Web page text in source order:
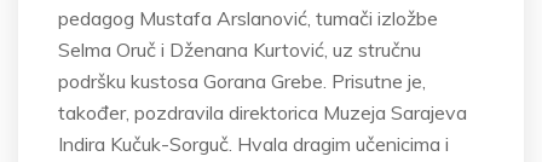
pedagog Mustafa Arslanović, tumači izložbe
Selma Oruč i Dženana Kurtović, uz stručnu
podršku kustosa Gorana Grebe. Prisutne je,
također, pozdravila direktorica Muzeja Sarajeva
Indira Kučuk-Sorguč. Hvala dragim učenicima i